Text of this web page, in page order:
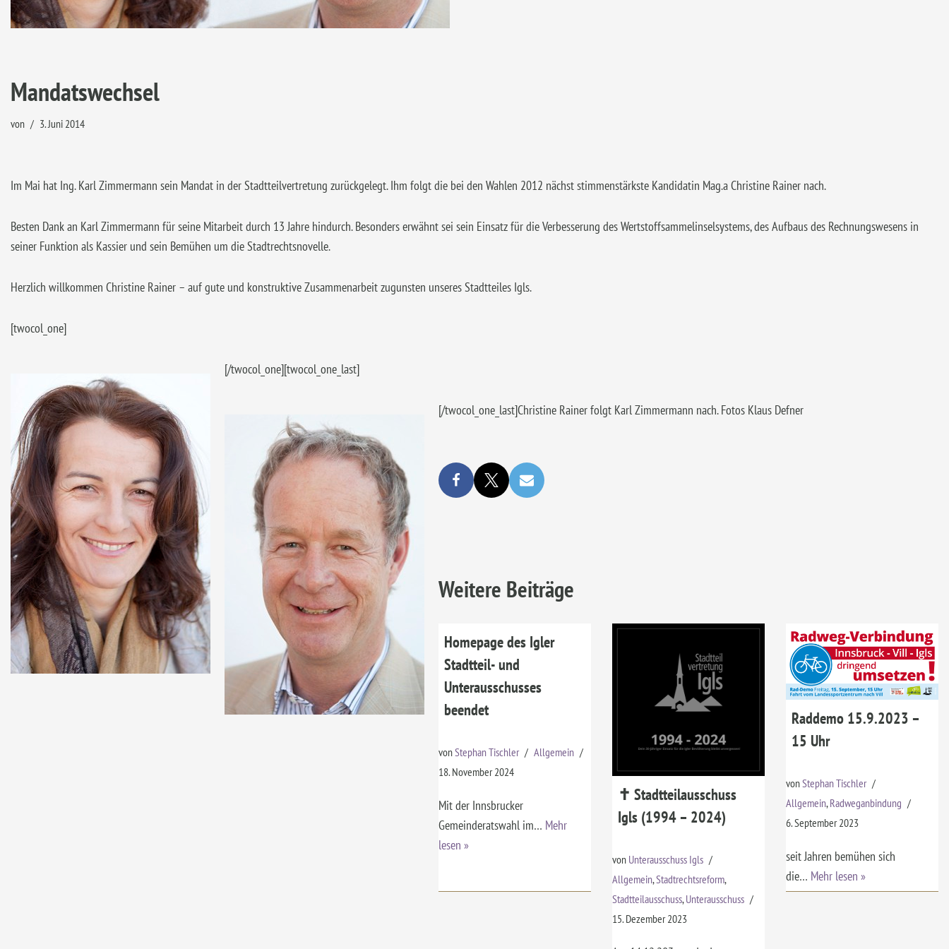
Mandatswechsel
von 3. Juni 2014
Im Mai hat Ing. Karl Zimmermann sein Mandat in der Stadtteilvertretung zurückgelegt. Ihm folgt die bei den Wahlen 2012 nächst stimmenstärkste Kandidatin Mag.a Christine Rainer nach.
Besten Dank an Karl Zimmermann für seine Mitarbeit durch 13 Jahre hindurch. Besonders erwähnt sei sein Einsatz für die Verbesserung des Wertstoffsammelinselsystems, des Aufbaus des Rechnungswesens in
seiner Funktion als Kassier und sein Bemühen um die Stadtrechtsnovelle.
Herzlich willkommen Christine Rainer – auf gute und konstruktive Zusammenarbeit zugunsten unseres Stadtteiles Igls.
[twocol_one]
[/twocol_one][twocol_one_last]
[/twocol_one_last]Christine Rainer folgt Karl Zimmermann nach. Fotos Klaus Defner
Weitere Beiträge
Homepage des Igler
Stadtteil- und
Unterausschusses
beendet
vonStephan Tischler
Allgemein
18. November 2024
Mit der Innsbrucker
Gemeinderatswahl im… Mehr
lesen »
✝ Stadtteilausschuss
Igls (1994 – 2024)
von Unterausschuss Igls
Allgemein,Stadtrechtsreform,
Stadtteilausschuss,Unterausschuss
15. Dezember 2023
Raddemo 15.9.2023 –
15 Uhr
vonStephan Tischler
Allgemein,Radweganbindung
6. September 2023
seit Jahren bemühen sich
die… Mehr lesen »